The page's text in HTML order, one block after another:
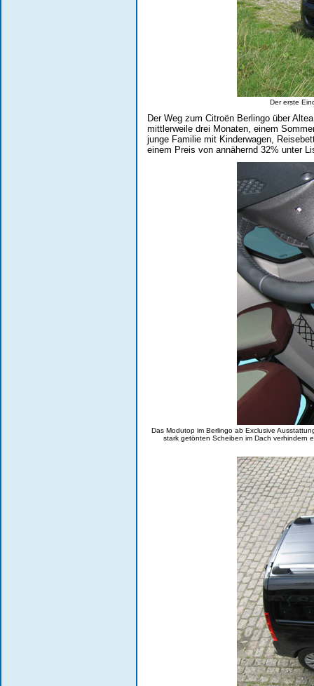
Der erste
Der Weg zum Citroën Berlingo über
mittlerweile drei Monaten, einem
junge Familie mit Kinderwagen,
einem Preis von annähernd 32% unter
Das Modutop im Berlingo ab Exclusive
stark getönten Scheiben im Dach verhindern